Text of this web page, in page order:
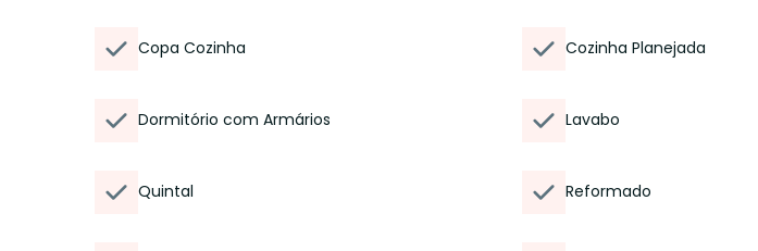
Copa Cozinha Cozinha Planejada
Dormitório com Armários Lavabo
Quintal Reformado